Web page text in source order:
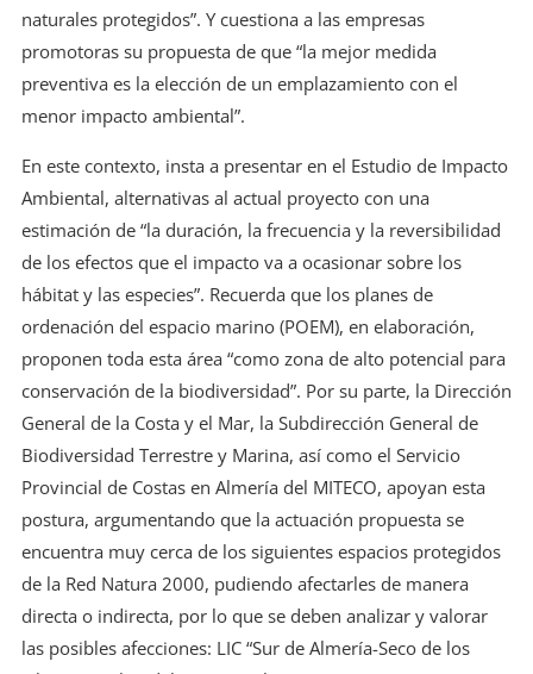
naturales protegidos”. Y cuestiona a las empresas
promotoras su propuesta de que “la mejor medida
preventiva es la elección de un emplazamiento con el
menor impacto ambiental”.
En este contexto, insta a presentar en el Estudio de Impacto
Ambiental, alternativas al actual proyecto con una
estimación de “la duración, la frecuencia y la reversibilidad
de los efectos que el impacto va a ocasionar sobre los
hábitat y las especies”. Recuerda que los planes de
ordenación del espacio marino (POEM), en elaboración,
proponen toda esta área “como zona de alto potencial para
conservación de la biodiversidad”. Por su parte, la Dirección
General de la Costa y el Mar, la Subdirección General de
Biodiversidad Terrestre y Marina, así como el Servicio
Provincial de Costas en Almería del MITECO, apoyan esta
postura, argumentando que la actuación propuesta se
encuentra muy cerca de los siguientes espacios protegidos
de la Red Natura 2000, pudiendo afectarles de manera
directa o indirecta, por lo que se deben analizar y valorar
las posibles afecciones: LIC “Sur de Almería-Seco de los